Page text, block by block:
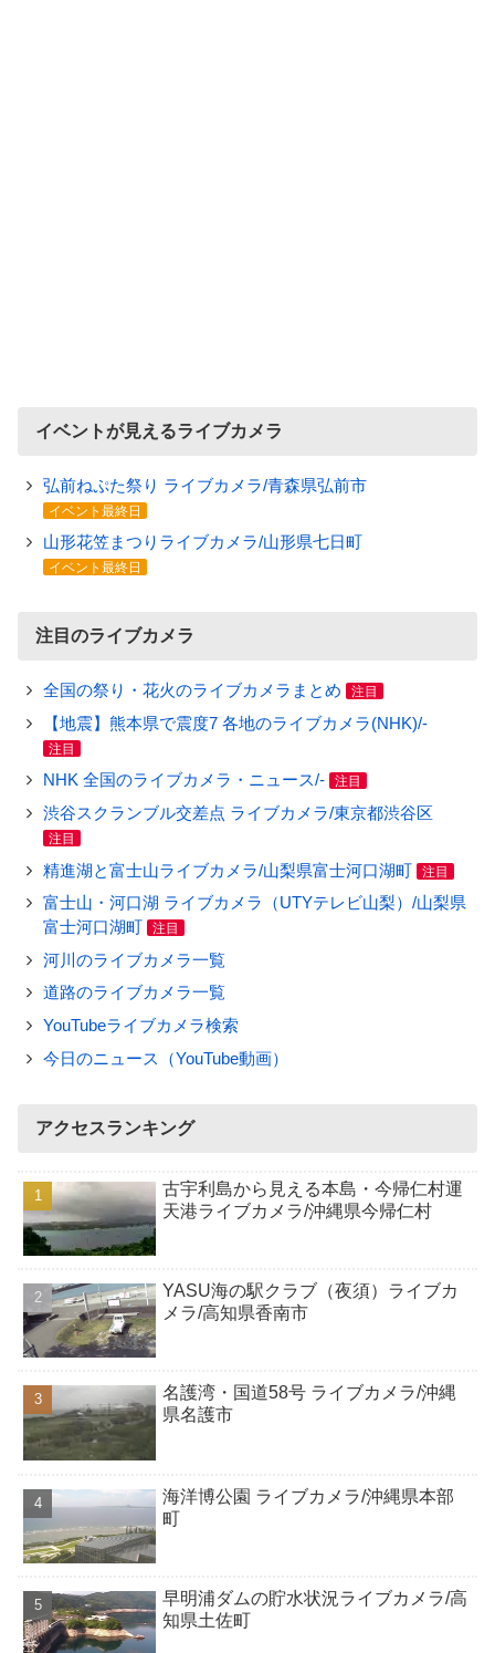
イベントが見えるライブカメラ
弘前ねぷた祭り ライブカメラ/青森県弘前市
イベント最終日
山形花笠まつりライブカメラ/山形県七日町
イベント最終日
注目のライブカメラ
全国の祭り・花火のライブカメラまとめ 注目
【地震】熊本県で震度7 各地のライブカメラ(NHK)/-
注目
NHK 全国のライブカメラ・ニュース/- 注目
渋谷スクランブル交差点 ライブカメラ/東京都渋谷区
注目
精進湖と富士山ライブカメラ/山梨県富士河口湖町 注目
富士山・河口湖 ライブカメラ（UTYテレビ山梨）/山梨県
富士河口湖町
注目
河川のライブカメラ一覧
道路のライブカメラ一覧
YouTubeライブカメラ検索
今日のニュース（YouTube動画）
アクセスランキング
古宇利島から見える本島・今帰仁村運
天港ライブカメラ/沖縄県今帰仁村
YASU海の駅クラブ（夜須）ライブカ
メラ/高知県香南市
名護湾・国道58号 ライブカメラ/沖縄
県名護市
海洋博公園 ライブカメラ/沖縄県本部
町
早明浦ダムの貯水状況ライブカメラ/高
知県土佐町